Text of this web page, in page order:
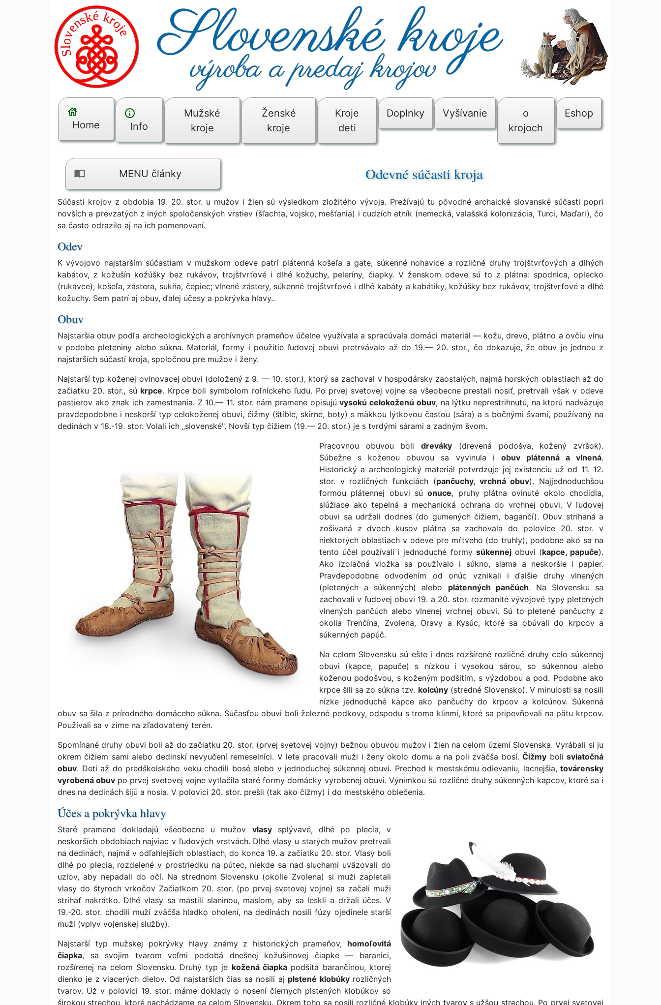
Home Info
Mužské
kroje
Ženské
kroje
Kroje
deti
Doplnky Vyšívanie
o
krojoch
Eshop
MENU články Odevné súčasti kroja
Súčasti krojov z obdobia 19. 20. stor. u mužov i žien sú výsledkom zložitého vývoja. Prežívajú tu pôvodné archaické slovanské súčasti popri
novších a prevzatých z iných spoločenských vrstiev (šľachta, vojsko, mešťania) i cudzích etník (nemecká, valašská kolonizácia, Turci, Maďari), čo
sa často odrazilo aj na ich pomenovaní.
Odev
K vývojovo najstarším súčastiam v mužskom odeve patrí plátenná košeľa a gate, súkenné nohavice a rozličné druhy trojštvrťových a dlhých
kabátov, z kožušín kožúšky bez rukávov, trojštvrťové i dlhé kožuchy, peleríny, čiapky. V ženskom odeve sú to z plátna: spodnica, oplecko
(rukávce), košeľa, zástera, sukňa, čepiec; vlnené zástery, súkenné trojštvrťové i dlhé kabáty a kabátiky, kožúšky bez rukávov, trojštvrťové a dlhé
kožuchy. Sem patrí aj obuv, ďalej účesy a pokrývka hlavy..
Obuv
Najstaršia obuv podľa archeologických a archívnych prameňov účelne využívala a spracúvala domáci materiál — kožu, drevo, plátno a ovčiu vinu
v podobe pleteniny alebo súkna. Materiál, formy i použitie ľudovej obuvi pretrvávalo až do 19.— 20. stor., čo dokazuje, že obuv je jednou z
najstarších súčastí kroja, spoločnou pre mužov i ženy.
Najstarší typ koženej ovinovacej obuvi (doložený z 9. — 10. stor.), ktorý sa zachoval v hospodársky zaostalých, najmä horských oblastiach až do
začiatku 20. stor., sú krpce. Krpce boli symbolom roľníckeho ľudu. Po prvej svetovej vojne sa všeobecne prestali nosiť, pretrvali však v odeve
pastierov ako znak ich zamestnania. Z 10.— 11. stor. nám pramene opisujúvysokú celokoženú obuv, na lýtku neprestrihnutú, na ktorú nadväzuje
pravdepodobne i neskorší typ celokoženej obuvi, čižmy (štíble, skirne, boty) s mäkkou lýtkovou časťou (sára) a s bočnými švami, používaný na
dedinách v 18.-19. stor. Volali ich „slovenské". Novší typ čižiem (19.— 20. stor.) je s tvrdými sárami a zadným švom.
Pracovnou obuvou bolidreváky (drevená podošva, kožený zvršok).
Súbežne s koženou obuvou sa vyvinula i obuv plátenná a vlnená.
Historický a archeologický materiál potvrdzuje jej existenciu už od 11. 12.
stor. v rozličných funkciách (pančuchy, vrchná obuv). Najjednoduchšou
formou plátennej obuvi súonuce, pruhy plátna ovinuté okolo chodidla,
slúžiace ako tepelná a mechanická ochrana do vrchnej obuvi. V ľudovej
obuvi sa udržali dodnes (do gumených čižiem, bagančí). Obuv strihaná a
zošívaná z dvoch kusov plátna sa zachovala do polovice 20. stor. v
niektorých oblastiach v odeve pre mŕtveho (do truhly), podobne ako sa na
tento účel používali i jednoduché formy súkennejobuvi (kapce, papuče).
Ako izolačná vložka sa používalo i súkno, slama a neskoršie i papier.
Pravdepodobne odvodením od onúc vznikali i ďalšie druhy vlnených
(pletených a súkenných) alebo plátenných pančúch. Na Slovensku sa
zachovali v ľudovej obuvi 19. a 20. stor. rozmanité vývojové typy pletených
vlnených pančúch alebo vlnenej vrchnej obuvi. Sú to pletené pančuchy z
okolia Trenčína, Zvolena, Oravy a Kysúc, ktoré sa obúvali do krpcov a
súkenných papúč.
Na celom Slovensku sú ešte i dnes rozšírené rozličné druhy celo súkennej
obuvi (kapce, papuče) s nízkou i vysokou sárou, so súkennou alebo
koženou podošvou, s koženým podšitím, s výzdobou a pod. Podobne ako
krpce šili sa zo súkna tzv. kolcúny(stredné Slovensko). V minulosti sa nosili
nízke jednoduché kapce ako pančuchy do krpcov a kolcúnov. Súkenná
obuv sa šila z prírodného domáceho súkna. Súčasťou obuvi boli železné podkovy, odspodu s troma klinmi, ktoré sa pripevňovali na pätu krpcov.
Používali sa v zime na zľadovatený terén.
Spomínané druhy obuvi boli až do začiatku 20. stor. (prvej svetovej vojny) bežnou obuvou mužov i žien na celom území Slovenska. Vyrábali si ju
okrem čižiem sami alebo dedinskí nevyučení remeselníci. V lete pracovali muži i ženy okolo domu a na poli zväčša bosí.Čižmy bolisviatočná
obuv. Deti až do predškolského veku chodili bosé alebo v jednoduchej súkennej obuvi. Prechod k mestskému odievaniu, lacnejšia, továrensky
vyrobená obuv po prvej svetovej vojne vytlačila staré formy domácky vyrobenej obuvi. Výnimkou sú rozličné druhy súkenných kapcov, ktoré sa i
dnes na dedinách šijú a nosia. V polovici 20. stor. prešli (tak ako čižmy) i do mestského oblečenia.
Účes a pokrývka hlavy
Staré pramene dokladajú všeobecne u mužov vlasysplývavé, dlhé po plecia, v
neskorších obdobiach najviac v ľudových vrstvách. Dlhé vlasy u starých mužov pretrvali
na dedinách, najmä v odľahlejších oblastiach, do konca 19. a začiatku 20. stor. Vlasy boli
dlhé po plecia, rozdelené v prostriedku na pútec, niekde sa nad sluchami uväzovali do
uzlov, aby nepadali do očí. Na strednom Slovensku (okolie Zvolena) si muži zapletali
vlasy do štyroch vrkočov Začiatkom 20. stor. (po prvej svetovej vojne) sa začali muži
strihať nakrátko. Dlhé vlasy sa mastili slaninou, maslom, aby sa leskli a držali účes. V
19.-20. stor. chodili muži zväčša hladko oholení, na dedinách nosili fúzy ojedinele starší
muži (vplyv vojenskej služby).
Najstarší typ mužskej pokrývky hlavy známy z historických prameňov, homoľovitá
čiapka, sa svojim tvarom veľmi podobá dnešnej kožušinovej čiapke — baranici,
rozšírenej na celom Slovensku. Druhý typ je kožená čiapkapodšitá barančinou, ktorej
dienko je z viacerých dielov. Od najstarších čias sa nosili aj plstené klobúkyrozličných
tvarov. Už v polovici 19. stor. máme doklady o nosení čiernych plstených klobúkov so
širokou strechou, ktoré nachádzame na celom Slovensku. Okrem toho sa nosili rozličné klobúky iných tvarov s užšou strechou. Po prvej svetovej